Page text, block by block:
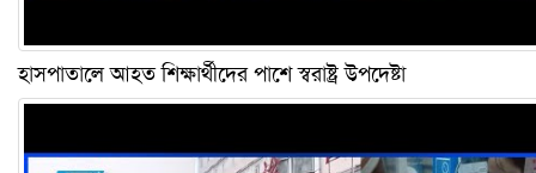
হাসপাতালে আহত শিক্ষার্থীদের পাশে স্বরাষ্ট্র উপদেষ্টা